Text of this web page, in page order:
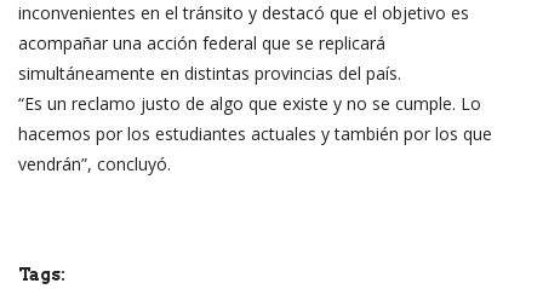
inconvenientes en el tránsito y destacó que el objetivo es
acompañar una acción federal que se replicará
simultáneamente en distintas provincias del país.
“Es un reclamo justo de algo que existe y no se cumple. Lo
hacemos por los estudiantes actuales y también por los que
vendrán”, concluyó.
Tags: